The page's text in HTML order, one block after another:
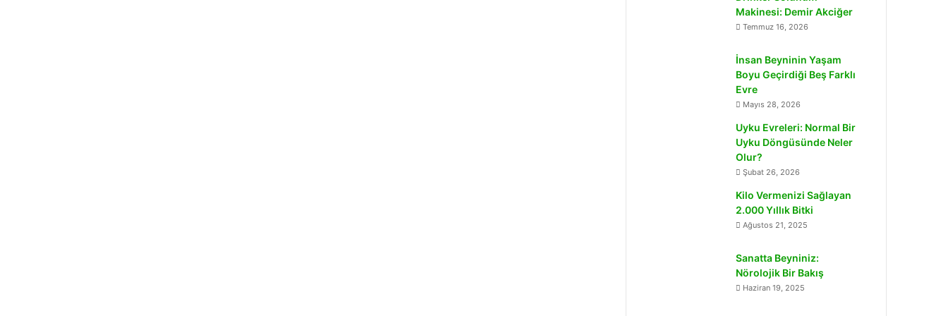
Makinesi: Demir Akciğer
Temmuz 16, 2026
İnsan Beyninin Yaşam
Boyu Geçirdiği Beş Farklı
Evre
Mayıs 28, 2026
Uyku Evreleri: Normal Bir
Uyku Döngüsünde Neler
Olur?
Şubat 26, 2026
Kilo Vermenizi Sağlayan
2.000 Yıllık Bitki
Ağustos 21, 2025
Sanatta Beyniniz:
Nörolojik Bir Bakış
Haziran 19, 2025